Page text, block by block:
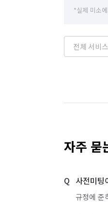
*실제 미소
자주 묻
사전미팅
규정에 준